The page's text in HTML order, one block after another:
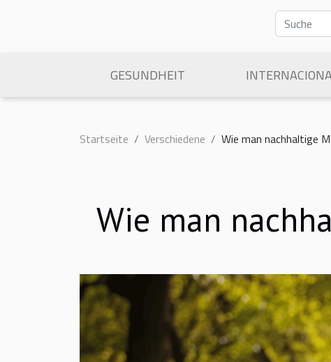
GESUNDHEIT
Startseite Verschiedene Wie man nachhaltige
Wie man